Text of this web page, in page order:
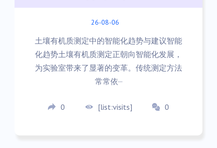
26-08-06
土壤有机质测定中的智能化趋势与建议智能
化趋势土壤有机质测定正朝向智能化发展，
为实验室带来了显著的变革。传统测定方法
常常依···
0 [list:visits] 0